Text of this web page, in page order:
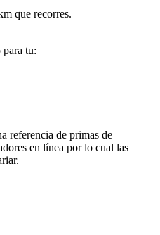
que recorres.
tu:
referencia de primas de
en línea por lo cual las